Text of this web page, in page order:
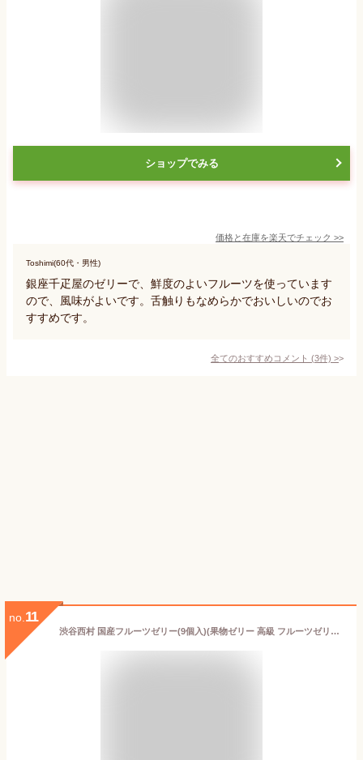
ショップでみる
価格と在庫を楽天でチェック >>
Toshimi(60代・男性)
銀座千疋屋のゼリーで、鮮度のよいフルーツを使っています
ので、風味がよいです。舌触りもなめらかでおいしいのでお
すすめです。
全てのおすすめコメント (3件) >
no. 11
渋谷西村 国産フルーツゼリー(9個入)(果物ゼリー 高級 フルーツゼリー ギフト お取り寄せ 詰合せ お供え マスカット マンゴー パッションフルーツ ブルーベリー 桃 いちご 御見舞 退院祝い 手土産 プレゼント お土産 詰め合わせ 贈答 お祝い) お中元